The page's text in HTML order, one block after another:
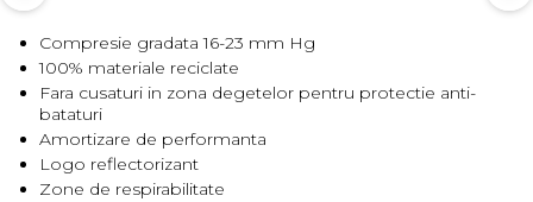
Compresie gradata 16-23 mm Hg
100% materiale reciclate
Fara cusaturi in zona degetelor pentru protectie anti-
bataturi
Amortizare de performanta
Logo reflectorizant
Zone de respirabilitate